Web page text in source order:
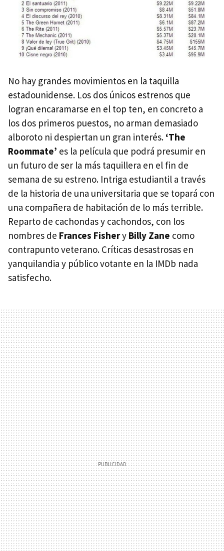
No hay grandes movimientos en la taquilla
estadounidense. Los dos únicos estrenos que
logran encaramarse en el top ten, en concreto a
los dos primeros puestos, no arman demasiado
alboroto ni despiertan un gran interés. ‘The
Roommate’ es la película que podrá presumir en
un futuro de ser la más taquillera en el fin de
semana de su estreno. Intriga estudiantil a través
de la historia de una universitaria que se topará con
una compañera de habitación de lo más terrible.
Reparto de cachondas y cachondos, con los
nombres de Frances Fishery Billy Zane como
contrapunto veterano. Críticas desastrosas en
yanquilandia y público votante en la IMDb nada
satisfecho.